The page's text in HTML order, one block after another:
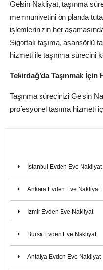
Gelsin Nakliyat, taşınma
memnuniyetini ön planda
işlemlerinizin her
Sigortalı taşıma, asansörlü
hizmeti ile taşınma sürecini
Tekirdağ’da Taşınmak İçin
Taşınma sürecinizi Gelsin
profesyonel taşıma hizmeti
İstanbul Evden Eve Nakliyat
Ankara Evden Eve Nakliyat
İzmir Evden Eve Nakliyat
Bursa Evden Eve Nakliyat
Antalya Evden Eve Nakliyat